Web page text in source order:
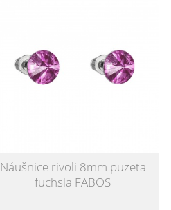
Náušnice rivoli 8mm puzeta
fuchsia FABOS